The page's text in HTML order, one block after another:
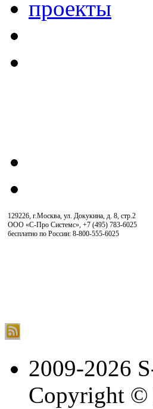
129226, г.Москва, ул. Докукина, д. 8, стр.2
ООО «С-Про Системс», +7 (495) 783-6025
бесплатно по России: 8-800-555-6025
2009-2026
Copyright ©